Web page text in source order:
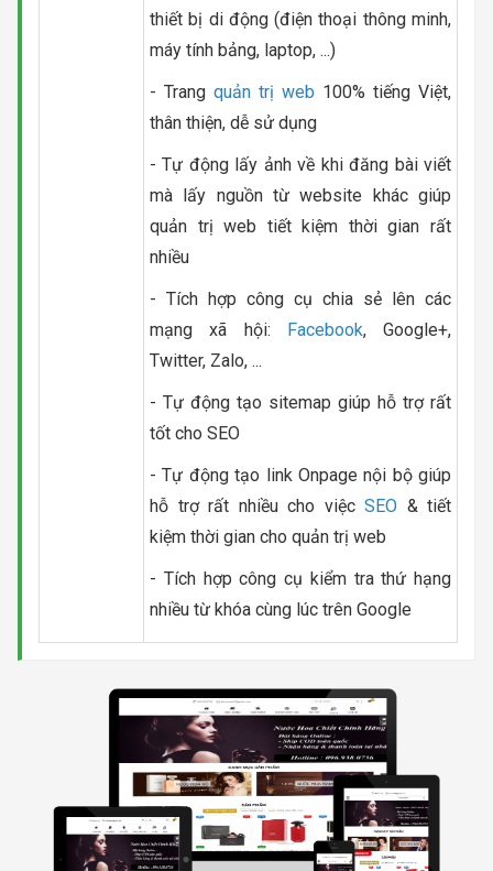
thiết bị di động (điện thoại thông minh,
máy tính bảng, laptop, ...)
- Trang quản trị web 100% tiếng Việt,
thân thiện, dễ sử dụng
- Tự động lấy ảnh về khi đăng bài viết
mà lấy nguồn từ website khác giúp
quản trị web tiết kiệm thời gian rất
nhiều
- Tích hợp công cụ chia sẻ lên các
mạng xã hội: Facebook, Google+,
Twitter, Zalo, ...
- Tự động tạo sitemap giúp hỗ trợ rất
tốt cho SEO
- Tự động tạo link Onpage nội bộ giúp
hỗ trợ rất nhiều cho việc SEO & tiết
kiệm thời gian cho quản trị web
- Tích hợp công cụ kiểm tra thứ hạng
nhiều từ khóa cùng lúc trên Google